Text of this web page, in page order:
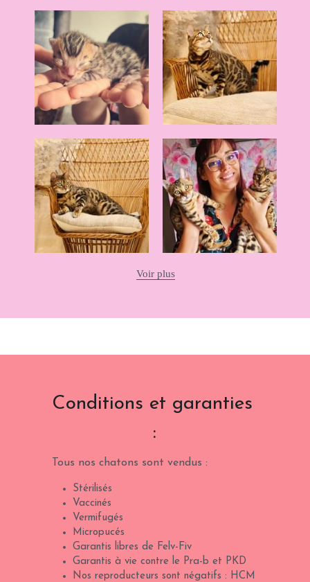
Voir plus
Conditions et garanties
:
Tous nos chatons sont vendus :
Stérilisés
Vaccinés
Vermifugés
Micropucés
Garantis libres de Felv-Fiv
Garantis à vie contre le Pra-b et PKD
Nos reproducteurs sont négatifs : HCM